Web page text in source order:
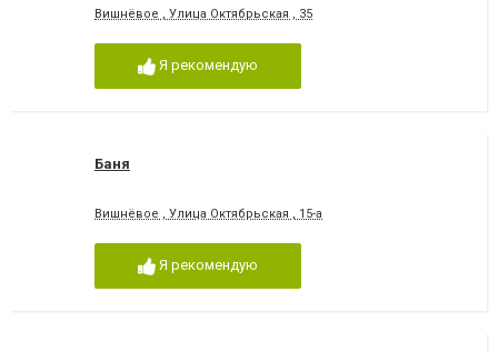
Вишнёвое , Улица Октябрьская , 35
Я рекомендую
Баня
Вишнёвое , Улица Октябрьская , 15-а
Я рекомендую